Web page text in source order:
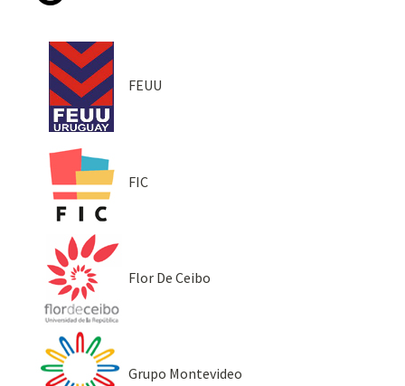
FEUU
FIC
Flor De Ceibo
Grupo Montevideo